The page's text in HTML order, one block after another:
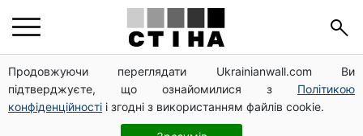
Продовжуючи переглядати Ukrainianwall.com Ви
підтверджуєте, що ознайомилися з Політикою
конфіденційності і згодні з використанням файлів cookie.
Тарифи на воду злетіли до 91,24 грн/куб, газ може
сягнути 15 грн: комунальні ціни в серпні
Субсидії скасують, пільги на комуналку відкличуть:
ПФУ перевіряє доходи пенсіонерів у серпні